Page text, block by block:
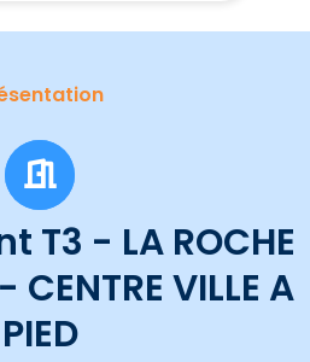
T3 - LA ROCHE
CENTRE VILLE A
PIED